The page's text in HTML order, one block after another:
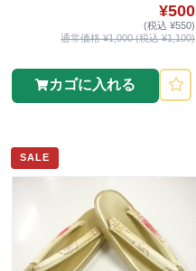
¥500
(税込 ¥550)
通常価格 ¥1,000 (税込 ¥1,100)
カゴに入れる
SALE